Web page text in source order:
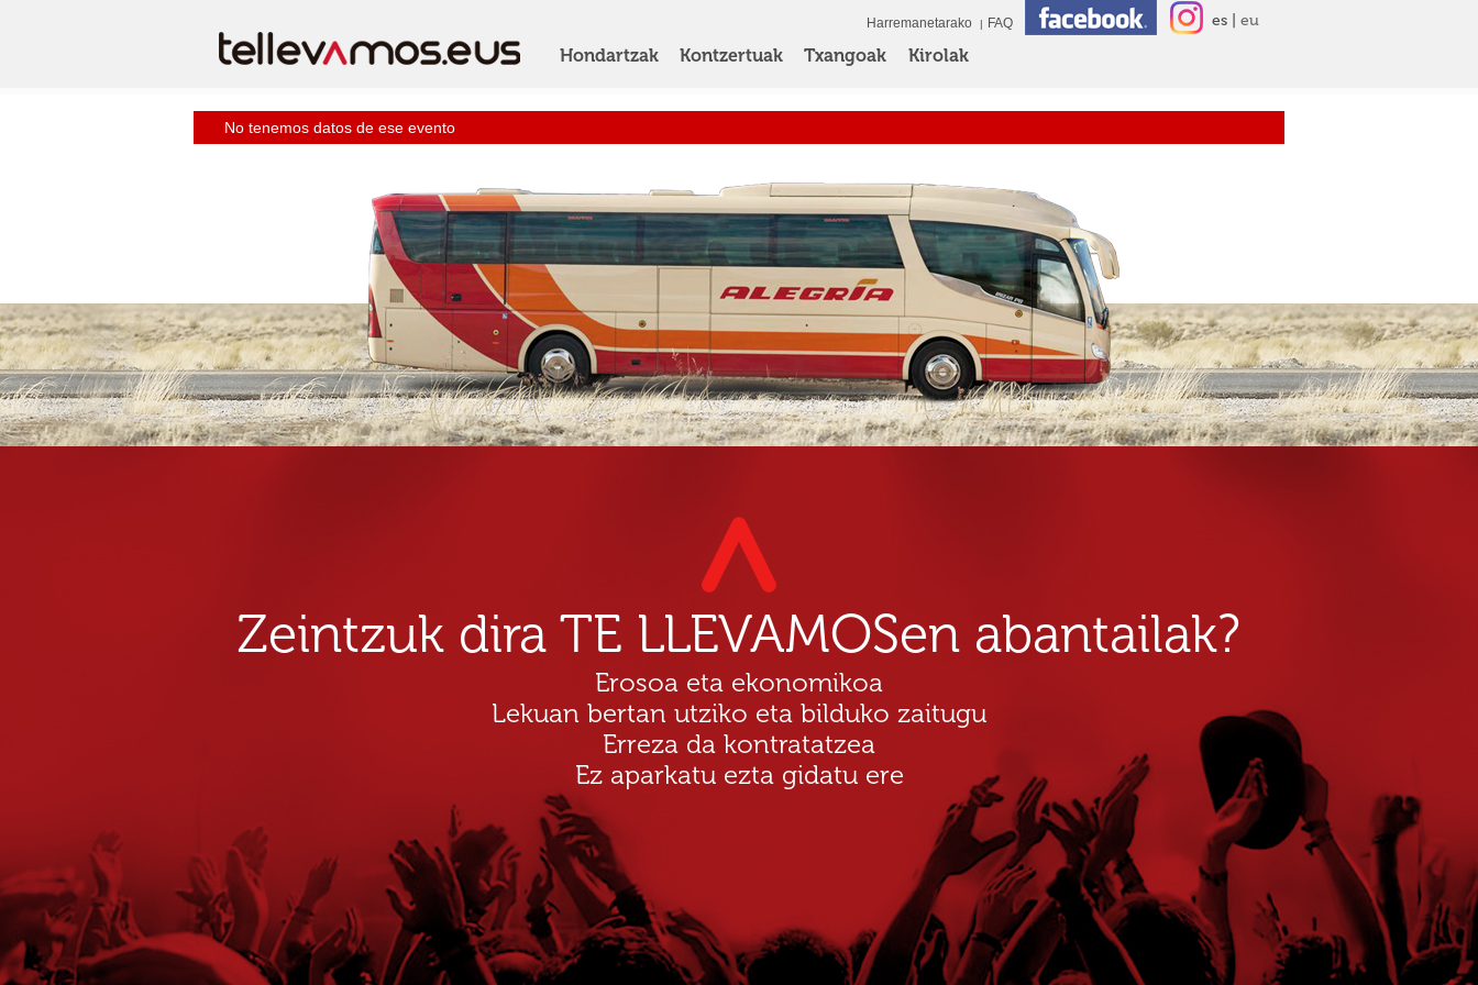
Hondartzak Kontzertuak Txangoak Kirolak
Harremanetarako FAQ es eu
No tenemos datos de ese evento
Zeintzuk dira TE LLEVAMOSen abantailak?
Erosoa eta ekonomikoa
Lekuan bertan utziko eta bilduko zaitugu
Erreza da kontratatzea
Ez aparkatu ezta gidatu ere